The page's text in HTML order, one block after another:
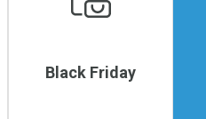
Black Friday